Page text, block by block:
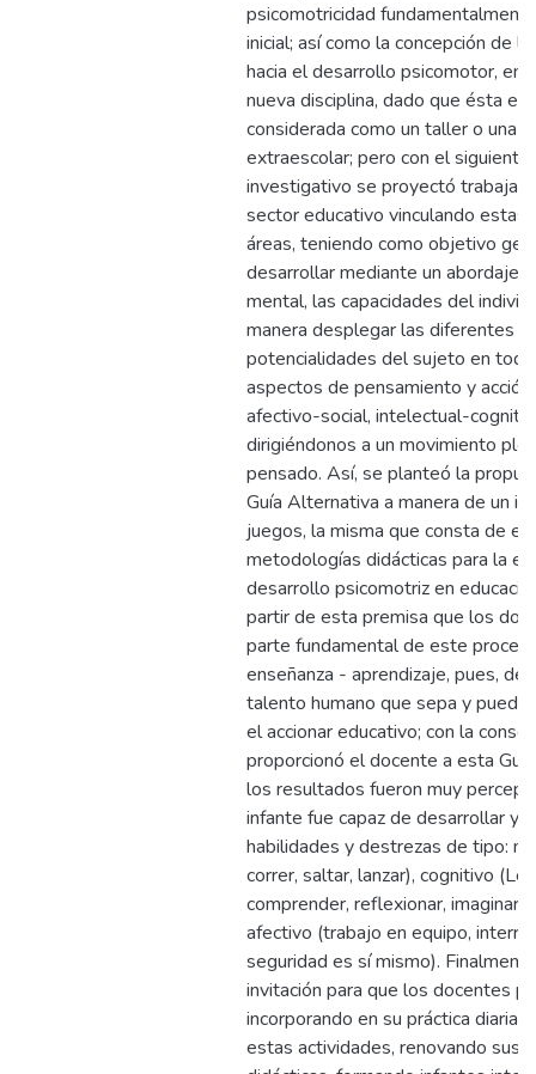
psicomotricidad
inicial; así como la concepción de
hacia el desarrollo psicomotor, en
nueva disciplina, dado que ésta
considerada como un taller o una
extraescolar; pero con el
investigativo se proyectó trabajar
sector educativo vinculando estas
áreas, teniendo como objetivo
desarrollar mediante un abordaje
mental, las capacidades del
manera desplegar las diferentes
potencialidades del sujeto en
aspectos de pensamiento y
afectivo-social, intelectual-
dirigiéndonos a un movimiento
pensado. Así, se planteó la
Guía Alternativa a manera de un
juegos, la misma que consta de
metodologías didácticas para la
desarrollo psicomotriz en
partir de esta premisa que los
parte fundamental de este
enseñanza - aprendizaje, pues,
talento humano que sepa y pueda
el accionar educativo; con la
proporcionó el docente a esta
los resultados fueron muy
infante fue capaz de desarrollar y
habilidades y destrezas de tipo:
correr, saltar, lanzar), cognitivo
comprender, reflexionar, imaginar)
afectivo (trabajo en equipo,
seguridad es sí mismo).
invitación para que los docentes
incorporando en su práctica diaria
estas actividades, renovando sus